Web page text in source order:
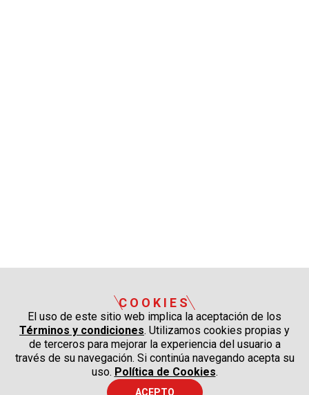
COOKIES
El uso de este sitio web implica la aceptación de los
Términos y condiciones. Utilizamos cookies propias y
de terceros para mejorar la experiencia del usuario a
través de su navegación. Si continúa navegando acepta su
uso. Política de Cookies.
ACEPTO